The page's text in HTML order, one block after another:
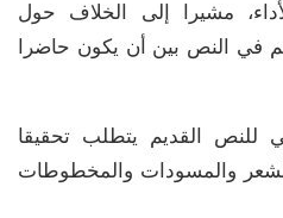
مشيرا إلى الخلاف حول
في النص بين أن يكون حاضرا
للنص القديم يتطلب تحقيقا
والمسودات والمخطوطات